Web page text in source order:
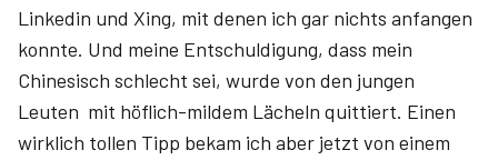
Linkedin und Xing, mit denen ich gar nichts anfangen
konnte. Und meine Entschuldigung, dass mein
Chinesisch schlecht sei, wurde von den jungen
Leuten mit höflich-mildem Lächeln quittiert. Einen
wirklich tollen Tipp bekam ich aber jetzt von einem